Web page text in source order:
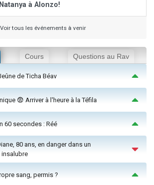
à Alonzo!
Voir tous les événements à venir
Cours Questions au Rav
de Ticha Béav
😨 Arriver à l'heure à la Téfila
60 secondes : Réé
80 ans, en danger dans un
insalubre
sang, permis ?